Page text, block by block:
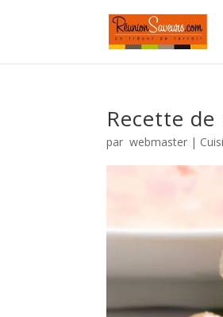
Recette
par webmaster |